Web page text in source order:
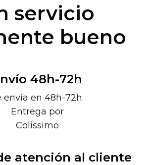
servicio
bueno
48h-72h
envía en 48h-72h.
Entrega por
Colissimo
atención al cliente